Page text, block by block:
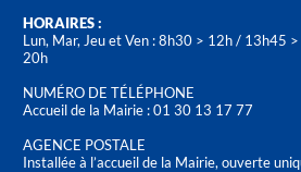
HORAIRES :
Lun, Mar, Jeu et Ven : 8h30 > 12h / 13h45
20h
NUMÉRO DE TÉLÉPHONE
Accueil de la Mairie : 01 30 13 17 77
AGENCE POSTALE
Installée à l’accueil de la Mairie, ouverte